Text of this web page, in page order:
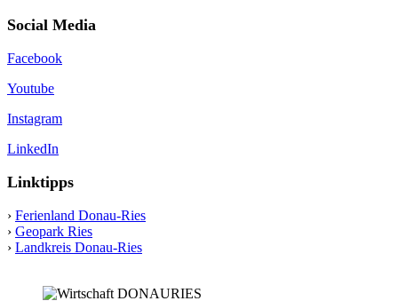
Social Media
Facebook
Youtube
Instagram
LinkedIn
Linktipps
› Ferienland Donau-Ries
› Geopark Ries
› Landkreis Donau-Ries